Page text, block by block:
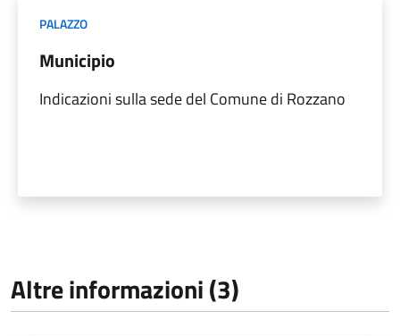
PALAZZO
Municipio
Indicazioni sulla sede del Comune di Rozzano
Altre informazioni (3)